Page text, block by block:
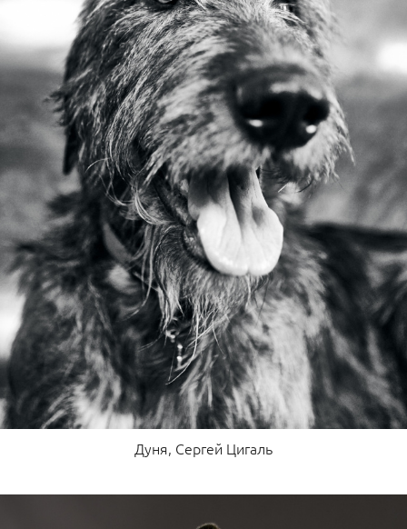
Дуня, Сергей Цигаль